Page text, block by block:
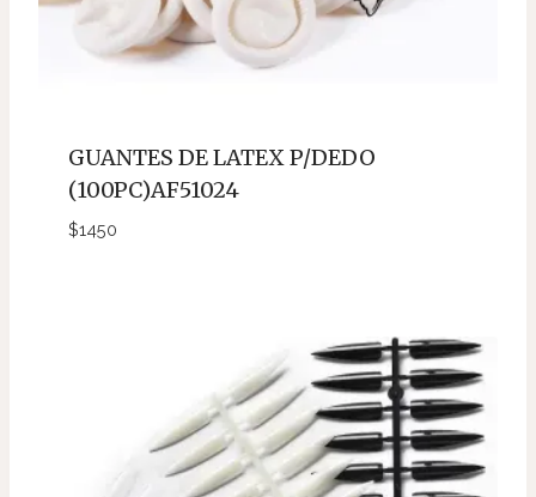
GUANTES DE LATEX P/DEDO
(100PC)AF51024
$1450